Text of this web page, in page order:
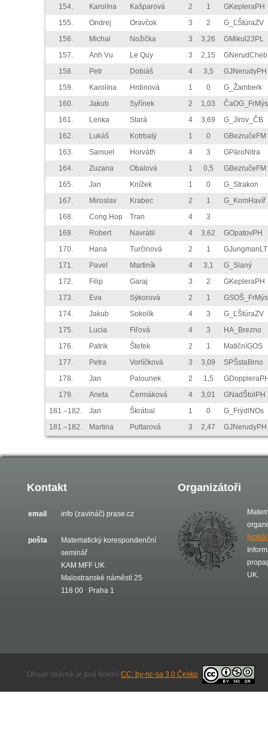
154.
Karolína Kašparová 2 1
GKepleraPH
155.
Ondrej Oravčok 3 2
G_ĽŠtúraZV
156.
Michal Nožička 3 3,26
GMikul23PL
157.
Anh Vu Le Quy 3 2,15
GNerudCheb
158.
Petr Dobiáš 4 3,5
GJNerudyPH
159.
Karolína Hrdinová 1 0
G_Žamberk
160.
Jakub Syřínek 2 1,03
ČaOG_FrMýs
161.
Lenka Stará 4 3,69
G_Jírov_ČB
162.
Lukáš Kotrbatý 1 0
GBezručeFM
163.
Samuel Horváth 4 3
GPároNitra
164.
Zuzana Obalová 1 0,5
GBezručeFM
165.
Jan Knížek 1 0
G_Strakon
167.
Miroslav Krabec 2 1
G_KomHavíř
168.
Cong Hop Tran 4
3
169.
Robert Navrátil 4 3,62
GOpatovPH
170.
Hana Turčinová 2 1
GJungmanLT
171.
Pavel Martiník 4 3,1
G_Slaný
172.
Filip Garaj 3 2
GKepleraPH
173.
Eva Sýkorová 2 1
GSOŠ_FrMýs
174.
Jakub Sokolík 4 3
G_ĽŠtúraZV
175.
Lucia Fiľová 4 3
HA_Brezno
176.
Patrik Štefek 2 1
MatičníGOS
177.
Petra Vorlíčková 3 3,09
SPŠstaBrno
178.
Jan Palounek 2 1,5
179.
Aneta Čermáková 4 3,01
GNadŠtolPH
181.–182.
Jan Škrábal 1 0
G_FrýdlNOs
181.–182.
Martina Pultarová 3 2,47 GJNerudyPH
Kontakt
email info (zavináč) prase.cz
pošta
Matematický korespondenční
seminář
KAM MFF UK
Malostranské náměstí 25
118 00 Praha 1
Organizátoři
UK.
Obsah stránek je pod licencí CC: by-nc-sa 3.0 Česko